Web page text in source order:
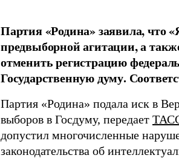
Партия «Родина» заявила, что
предвыборной агитации, а
отменить регистрацию
Государственную думу.
Партия «Родина» подала иск в
выборов в Госдуму, передает
допустил многочисленные
законодательства об